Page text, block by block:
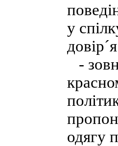
у
-
одягу